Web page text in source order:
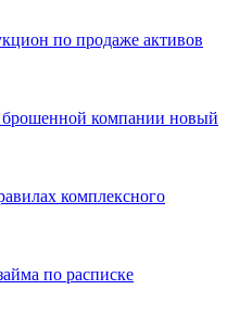
по продаже активов
брошенной компании новый
комплексного
по расписке